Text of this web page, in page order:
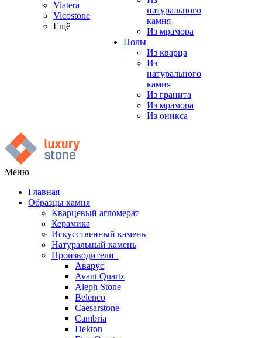
Viatera
Vicostone
Ещё
натурального
камня
Из мрамора
Полы
Из кварца
Из
натурального
камня
Из гранита
Из мрамора
Из оникса
Меню
Главная
Образцы камня
Кварцевый агломерат
Керамика
Искусственный камень
Натуральный камень
Производители
Аварус
Avant Quartz
Aleph Stone
Belenco
Caesarstone
Cambria
Dekton